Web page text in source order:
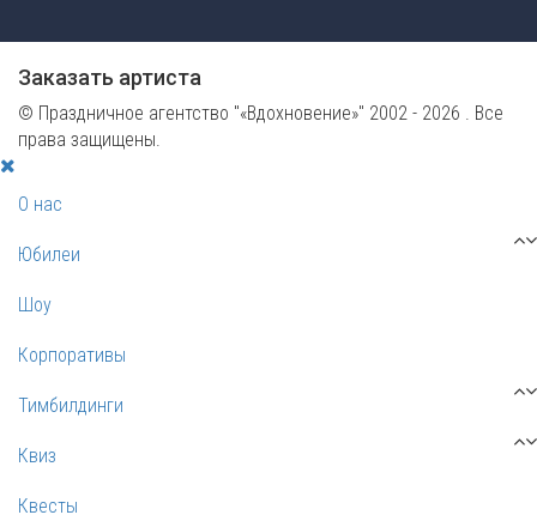
Заказать артиста
© Праздничное агентство "«Вдохновение»" 2002 - 2026 . Все
права защищены.
О нас
Юбилеи
Шоу
Корпоративы
Тимбилдинги
Квиз
Квесты